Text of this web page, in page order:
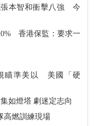
張本智和衝擊八強 今
香港保監：要求一
瞄準美以 美國「硬
愛·回家「速遞」十載歡樂 劇集如燈塔 劇迷定志向
高燃訓練現場